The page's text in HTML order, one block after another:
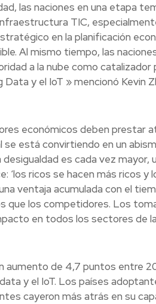
las naciones en una etapa
TIC,
en la planificación
Al mismo tiempo, las
a la nube como catalizador
y el IoT » mencionó Kevin
económicos deben prestar
se está convirtiendo en un
es cada vez
‘los ricos se hacen más ricos y
ventaja acumulada con el
que los competidores. Los
en todos los sectores de
aumento de 4,7 puntos entre
y el IoT. Los países
cayeron más atrás en su